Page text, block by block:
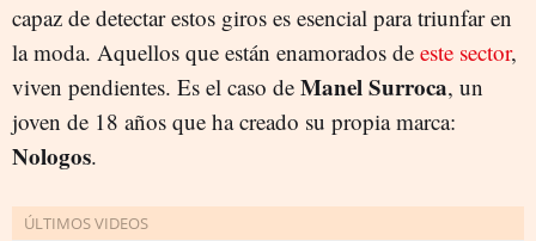
capaz de detectar estos giros es esencial para triunfar en
la moda. Aquellos que están enamorados de este sector,
viven pendientes. Es el caso de Manel Surroca, un
joven de 18 años que ha creado su propia marca:
Nologos.